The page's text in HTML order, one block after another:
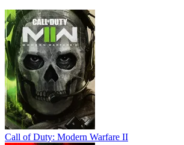
Call of Duty: Modern Warfare II